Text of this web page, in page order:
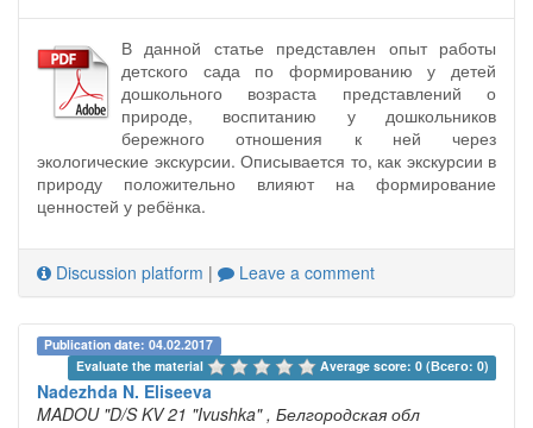
В данной статье представлен опыт работы
детского сада по формированию у детей
дошкольного возраста представлений о
природе, воспитанию у дошкольников
бережного отношения к ней через
экологические экскурсии. Описывается то, как экскурсии в
природу положительно влияют на формирование
ценностей у ребёнка.
Discussion platform | Leave a comment
Publication date: 04.02.2017
Evaluate the material
Average score: 0 (Всего: 0)
Nadezhda N. Eliseeva
MADOU "D/S KV 21 "Ivushka" , Белгородская обл